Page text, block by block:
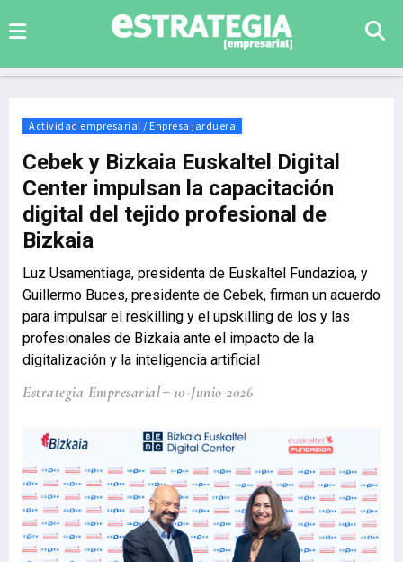
Actividad empresarial / Enpresa jarduera
Cebek y Bizkaia Euskaltel Digital
Center impulsan la capacitación
digital del tejido profesional de
Bizkaia
Luz Usamentiaga, presidenta de Euskaltel Fundazioa, y
Guillermo Buces, presidente de Cebek, firman un acuerdo
para impulsar el reskilling y el upskilling de los y las
profesionales de Bizkaia ante el impacto de la
digitalización y la inteligencia artificial
Estrategia Empresarial 10-Junio-2026